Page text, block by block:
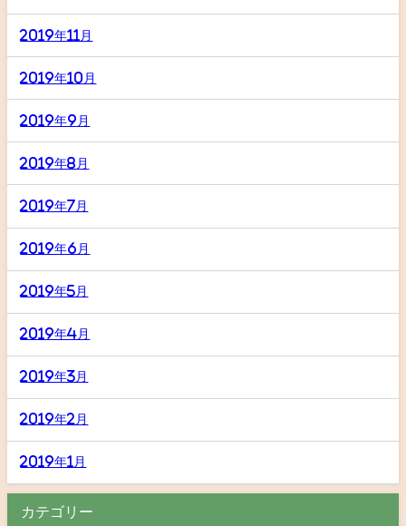
2019年11月
2019年10月
2019年9月
2019年8月
2019年7月
2019年6月
2019年5月
2019年4月
2019年3月
2019年2月
2019年1月
カテゴリー